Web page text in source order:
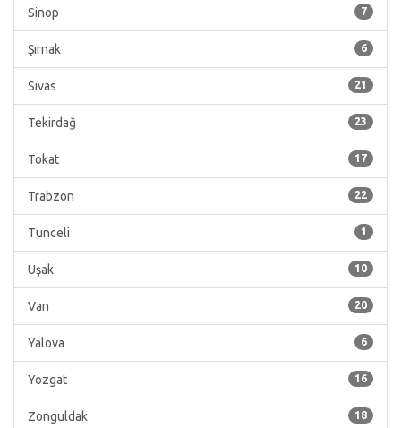
7
Sinop
6
Şırnak
21
Sivas
23
Tekirdağ
17
Tokat
22
Trabzon
1
Tunceli
10
Uşak
20
Van
6
Yalova
16
Yozgat
18
Zonguldak